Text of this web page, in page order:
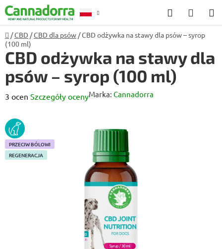
Przejść
do
treści
Szukaj
Poradnia
Home
/CBD /CBD dla psów /CBD odżywka na stawy dla psów – syrop
(100 ml)
CBD odżywka na stawy dla
psów – syrop (100 ml)
Średnia
produktu
wynosi
5,0
na
3 ocen Szczegóły ocenyMarka: Cannadorra
DLA
PSÓW
PRZECIW BÓLOWI
REGENERACJA